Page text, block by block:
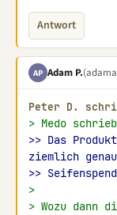
Antwort
AP Adam P.
Peter D.
> Medo
>> Das
ziemlich
>>
>
> Wozu dann